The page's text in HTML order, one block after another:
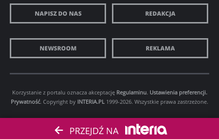
NAPISZ DO NAS REDAKCJA
NEWSROOM REKLAMA
Korzystanie z portalu oznacza akceptację Regulaminu. Ustawienia preferencji.
Prywatność. Copyright by INTERIA.PL 1999-2026. Wszystkie prawa zastrzeżone.
PRZEJDŹ NA